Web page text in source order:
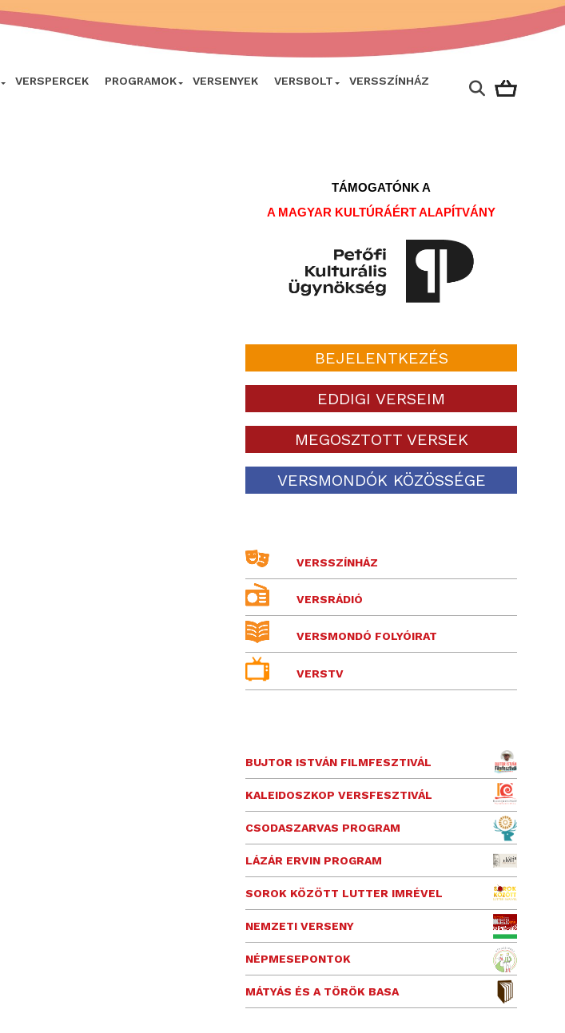
VERSPERCEK PROGRAMOK VERSENYEK VERSBOLT VERSSZÍNHÁZ
TÁMOGATÓNK A
A MAGYAR KULTÚRÁÉRT ALAPÍTVÁNY
BEJELENTKEZÉS
EDDIGI VERSEIM
MEGOSZTOTT VERSEK
VERSMONDÓK KÖZÖSSÉGE
VERSSZÍNHÁZ
VERSRÁDIÓ
VERSMONDÓ FOLYÓIRAT
VERSTV
BUJTOR ISTVÁN FILMFESZTIVÁL
KALEIDOSZKOP VERSFESZTIVÁL
CSODASZARVAS PROGRAM
LÁZÁR ERVIN PROGRAM
SOROK KÖZÖTT LUTTER IMRÉVEL
NEMZETI VERSENY
NÉPMESEPONTOK
MÁTYÁS ÉS A TÖRÖK BASA